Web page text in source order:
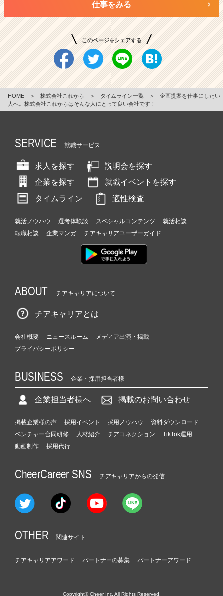
仕事をみる
このページをシェアする
HOME ＞ 株式会社これから ＞ タイムライン一覧 ＞
企画提案を仕事にしたい
人へ。株式会社これからはそんな人にとって良い会社です！
SERVICE 就職サービス
求人を探す
説明会を探す
企業を探す
就職イベントを探す
タイムライン
適性検査
就活ノウハウ 選考体験談 スペシャルコンテンツ
就活相談
転職相談
企業マンガ チアキャリアユーザーガイド
ABOUT チアキャリアについて
チアキャリアとは
会社概要 ニュースルーム
メディア出演・掲載
プライバシーポリシー
BUSINESS 企業・採用担当者様
企業担当者様へ 掲載のお問い合わせ
掲載企業様の声 採用イベント 採用ノウハウ
資料ダウンロード
ベンチャー合同研修
人材紹介 チアコネクション
TikTok運用
動画制作
採用代行
CheerCareer SNS チアキャリアからの発信
OTHER 関連サイト
チアキャリアアワード パートナーの募集 パートナーアワード
Copyright© Cheer Inc. All Rights Reserved.